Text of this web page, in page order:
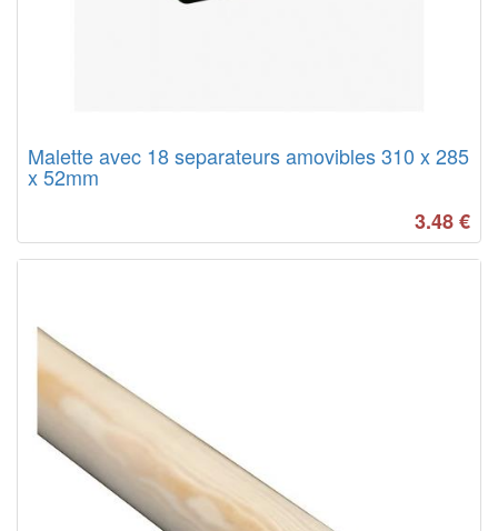
Malette avec 18 separateurs amovibles 310 x 285
x 52mm
3.48€